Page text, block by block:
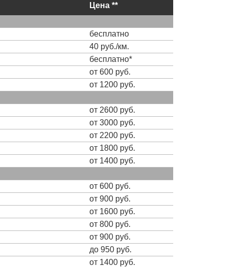
Цена **
бесплатно
40 руб./км.
бесплатно*
от 600 руб.
от 1200 руб.
от 2600 руб.
от 3000 руб.
от 2200 руб.
от 1800 руб.
от 1400 руб.
от 600 руб.
от 900 руб.
от 1600 руб.
от 800 руб.
от 900 руб.
до 950 руб.
от 1400 руб.